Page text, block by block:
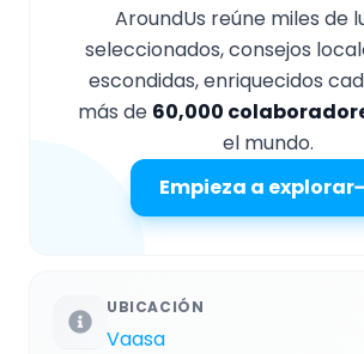
AroundUs reúne miles de
seleccionados, consejos
escondidas, enriquecidos
más de 60,000
el mundo.
Empieza a explorar
UBICACIÓN
Vaasa